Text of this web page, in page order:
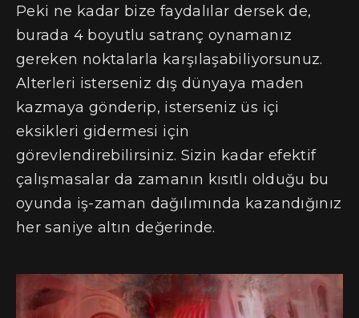
Peki ne kadar bize faydalılar dersek de,
burada 4 boyutlu satranç oynamanız
gereken noktalarla karşılaşabiliyorsunuz.
Alterleri isterseniz dış dünyaya maden
kazmaya gönderip, isterseniz üs içi
eksikleri gidermesi için
görevlendirebilirsiniz. Sizin kadar efektif
çalışmasalar da zamanın kısıtlı olduğu bu
oyunda iş-zaman dağılımında kazandığınız
her saniye altın değerinde.